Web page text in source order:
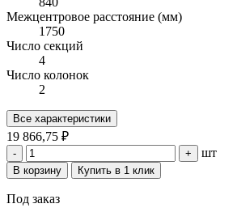
Межцентровое расстояние (мм)
1750
Число секций
4
Число колонок
2
Все характеристики
19 866,75 ₽
- + шт
В корзину Купить в 1 клик
Под заказ